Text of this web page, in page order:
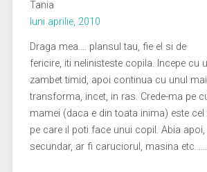
Tania
luni aprilie, 2010
Draga mea…. plansul tau, fie el si de
fericire, iti nelinisteste copila. Incepe cu
zambet timid, apoi continua cu unul
transforma, incet, in ras. Crede-ma pe
mamei (daca e din toata inima) este
pe care il poti face unui copil. Abia apoi,
secundar, ar fi caruciorul, masina